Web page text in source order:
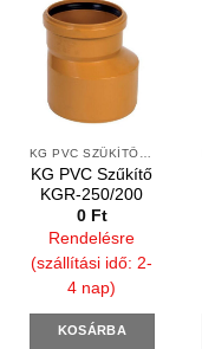
KG PVC SZŰKÍTŐ IDOMOK
KG PVC Szűkítő
KGR-250/200
0 Ft
Rendelésre
(szállítási idő: 2-
4 nap)
KOSÁRBA